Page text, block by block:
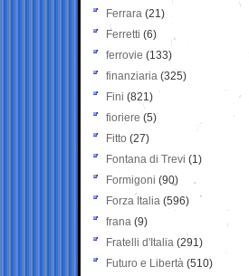
Ferrara (21)
Ferretti (6)
ferrovie (133)
finanziaria (325)
Fini (821)
fioriere (5)
Fitto (27)
Fontana di Trevi (1)
Formigoni (90)
Forza Italia (596)
frana (9)
Fratelli d'Italia (291)
Futuro e Libertà (510)